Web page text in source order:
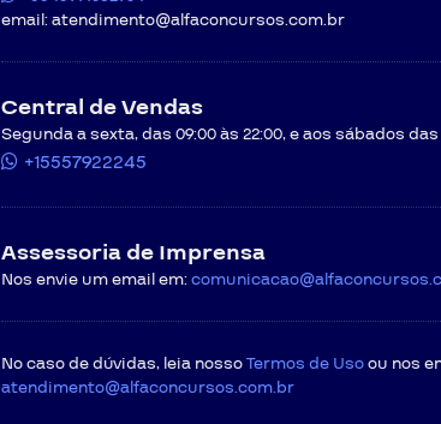
email:atendimento@alfaconcursos.com.br
Central de Vendas
Segunda a sexta, das 09:00 às 22:00, e aos sábados das
+15557922245
Assessoria de Imprensa
Nos envie um email em:
No caso de dúvidas, leia nossoTermos de Usoou nos
atendimento@alfaconcursos.com.br